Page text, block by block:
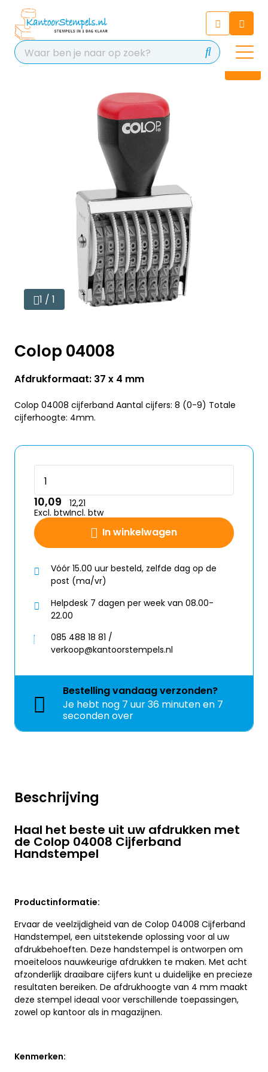
Chat 24/7 met onze chatbot
voor hulp
Contact
Beschrijving
Haal het beste uit uw afdrukken met
de Colop 04008 Cijferband
Handstempel
Productinformatie:
Ervaar de veelzijdigheid van de Colop 04008 Cijferband
Handstempel, een uitstekende oplossing voor al uw
afdrukbehoeften. Deze handstempel is ontworpen om
moeiteloos nauwkeurige afdrukken te maken. Met acht
afzonderlijk draaibare cijfers kunt u duidelijke en precieze
resultaten bereiken. De afdrukhoogte van 4 mm maakt
deze stempel ideaal voor verschillende toepassingen,
zowel op kantoor als in magazijnen.
Kenmerken:
1 / 1
Colop 04008
Afdrukformaat: 37 x 4 mm
Colop 04008 cijferband Aantal cijfers: 8 (0-9) Totale
cijferhoogte: 4mm.
In winkelwagen
10,09
Excl. btw
12,21
Incl. btw
Vóór 15.00 uur besteld, zelfde dag op de
post (ma/vr)
Helpdesk 7 dagen per week van 08.00-
22.00
085 488 18 81 /
verkoop@kantoorstempels.nl
Bestellingvandaagverzonden?
Je hebt nog 7 uur 36 minuten en 5
seconden over